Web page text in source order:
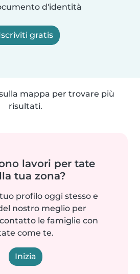
d'identità
gratis
mappa per trovare più
risultati.
lavori per tate
tua zona?
profilo oggi stesso e
nostro meglio per
le famiglie con
come te.
Inizia